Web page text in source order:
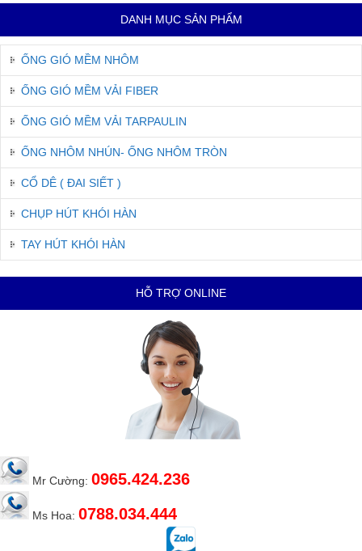
DANH MỤC SẢN PHẨM
ỐNG GIÓ MỀM NHÔM
ỐNG GIÓ MỀM VẢI FIBER
ỐNG GIÓ MỀM VẢI TARPAULIN
ỐNG NHÔM NHÚN- ỐNG NHÔM TRÒN
CỔ DÊ ( ĐAI SIẾT )
CHỤP HÚT KHÓI HÀN
TAY HÚT KHÓI HÀN
HỖ TRỢ ONLINE
Mr Cường: 0965.424.236
Ms Hoa: 0788.034.444